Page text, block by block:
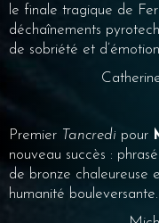
le finale tragique de
déchaînements
de sobriété et
Premier Tancredi pour
nouveau succès :
de bronze chaleureuse
humanité bouleversante.